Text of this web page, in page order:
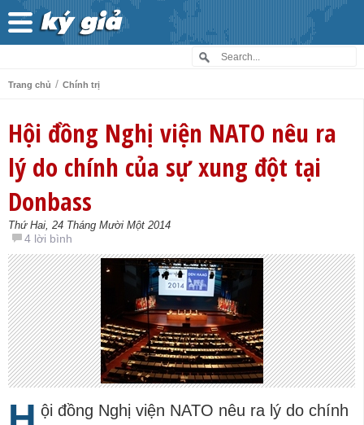
Trang chủ / Chính trị
Hội đồng Nghị viện NATO nêu ra
lý do chính của sự xung đột tại
Donbass
Thứ Hai, 24 Tháng Mười Một 2014
4 lời bình
ội đồng Nghị viện NATO nêu ra lý do chính